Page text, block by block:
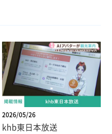
2026/05/26
khb東日本放送